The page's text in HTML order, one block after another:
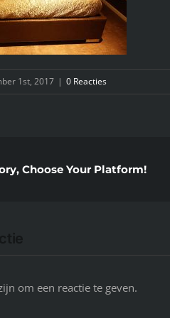
1st, 2017 | 0 Reacties
Choose Your Platform!
om een reactie te geven.